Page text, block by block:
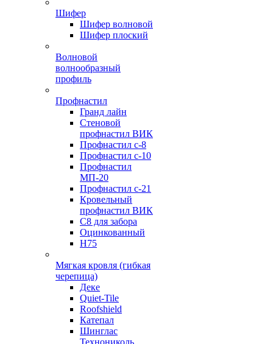
Шифер
Шифер волновой
Шифер плоский
Волновой
волнообразный
профиль
Профнастил
Гранд лайн
Стеновой
профнастил ВИК
Профнастил с-8
Профнастил с-10
Профнастил
МП-20
Профнастил с-21
Кровельный
профнастил ВИК
С8 для забора
Оцинкованный
Н75
Мягкая кровля (гибкая
черепица)
Деке
Quiet-Tile
Roofshield
Катепал
Шинглас
Технониколь